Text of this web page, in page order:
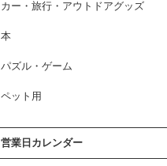
カー・旅行・アウトドアグッズ
本
パズル・ゲーム
ペット用
営業日カレンダー